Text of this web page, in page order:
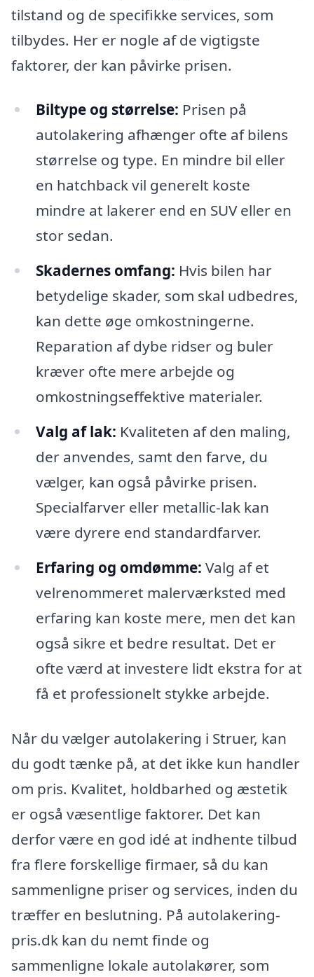
tilstand og de specifikke services, som
tilbydes. Her er nogle af de vigtigste
faktorer, der kan påvirke prisen.
Biltype og størrelse: Prisen på
autolakering afhænger ofte af bilens
størrelse og type. En mindre bil eller
en hatchback vil generelt koste
mindre at lakerer end en SUV eller en
stor sedan.
Skadernes omfang: Hvis bilen har
betydelige skader, som skal udbedres,
kan dette øge omkostningerne.
Reparation af dybe ridser og buler
kræver ofte mere arbejde og
omkostningseffektive materialer.
Valg af lak: Kvaliteten af den maling,
der anvendes, samt den farve, du
vælger, kan også påvirke prisen.
Specialfarver eller metallic-lak kan
være dyrere end standardfarver.
Erfaring og omdømme: Valg af et
velrenommeret malerværksted med
erfaring kan koste mere, men det kan
også sikre et bedre resultat. Det er
ofte værd at investere lidt ekstra for at
få et professionelt stykke arbejde.
Når du vælger autolakering i Struer, kan
du godt tænke på, at det ikke kun handler
om pris. Kvalitet, holdbarhed og æstetik
er også væsentlige faktorer. Det kan
derfor være en god idé at indhente tilbud
fra flere forskellige firmaer, så du kan
sammenligne priser og services, inden du
træffer en beslutning. På autolakering-
pris.dk kan du nemt finde og
sammenligne lokale autolakører, som